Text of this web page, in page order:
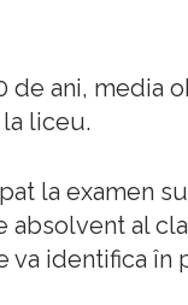
ani, media
liceu.
la examen
al
identifica în